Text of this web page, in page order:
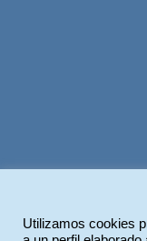
Utilizamos cookies